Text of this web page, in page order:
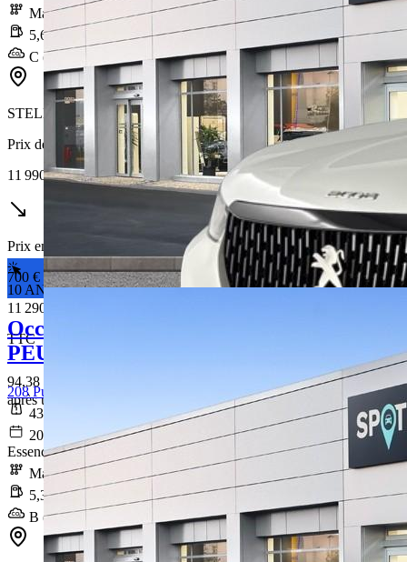
Manuelle
5,6 l/100km
C (126 g/km)
STELLANTIS &YOU RILLIEUX-LA-PAPE 1157
Prix de vente
11 990 €
Prix en baisse
700 €
11 290 €
TTC
94,38 € /Mois
après un premier loyer de 3 387 €
10 ANS DE GARANTIE*
Occasion
PEUGEOT 208
208 PureTech 100 S&S BVM6 Allure
43 784 km
2021-06-24
Essence sans plomb
Manuelle
5,3 l/100km
B (119 g/km)